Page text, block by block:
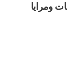
ومرايا